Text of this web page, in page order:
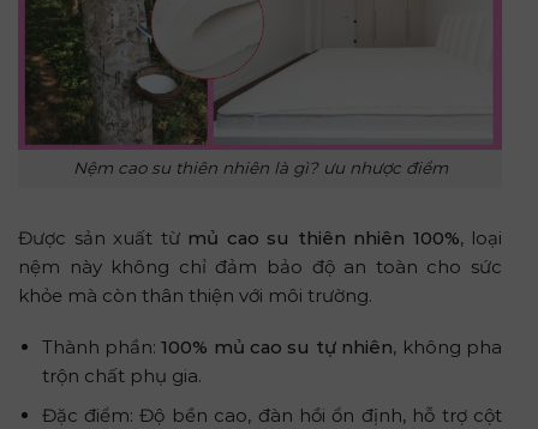
Nệm cao su thiên nhiên là gì? ưu nhược điểm
Được sản xuất từ mủ cao su thiên nhiên 100%, loại
nệm này không chỉ đảm bảo độ an toàn cho sức
khỏe mà còn thân thiện với môi trường.
Thành phần:100% mủ cao su tự nhiên, không pha
trộn chất phụ gia.
Đặc điểm: Độ bền cao, đàn hồi ổn định, hỗ trợ cột